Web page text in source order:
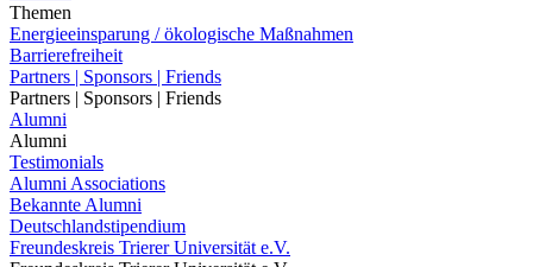
Themen
Energieeinsparung / ökologische Maßnahmen
Barrierefreiheit
Partners | Sponsors | Friends
Partners | Sponsors | Friends
Alumni
Alumni
Testimonials
Alumni Associations
Bekannte Alumni
Deutschlandstipendium
Freundeskreis Trierer Universität e.V.